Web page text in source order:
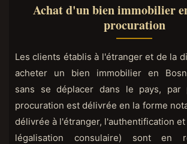
Achat d'un bien immobilier
procuration
Les clients établis à l'étranger et de la
acheter un bien immobilier en
sans se déplacer dans le pays, par
procuration est délivrée en la forme
délivrée à l'étranger, l'authentification
légalisation consulaire) sont en